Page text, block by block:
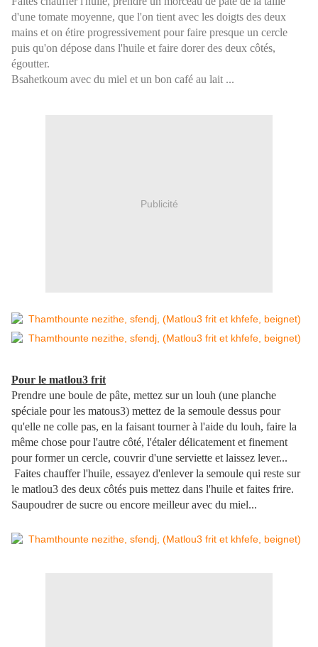
d'une tomate moyenne, que l'on tient avec les doigts des deux
mains et on étire progressivement pour faire presque un cercle
puis qu'on dépose dans l'huile et faire dorer des deux côtés,
égoutter.
Bsahetkoum avec du miel et un bon café au lait ...
Publicité
Pour le matlou3 frit
Prendre une boule de pâte, mettez sur un louh (une planche
spéciale pour les matous3) mettez de la semoule dessus pour
qu'elle ne colle pas, en la faisant tourner à l'aide du louh, faire la
même chose pour l'autre côté, l'étaler délicatement et finement
pour former un cercle, couvrir d'une serviette et laissez lever...
Faites chauffer l'huile, essayez d'enlever la semoule qui reste sur
le matlou3 des deux côtés puis mettez dans l'huile et faites frire.
Saupoudrer de sucre ou encore meilleur avec du miel...